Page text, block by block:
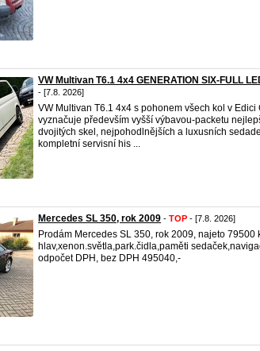
VW Multivan T6.1 4x4 GENERATION SIX-FULL
- [7.8. 2026]
VW Multivan T6.1 4x4 s pohonem všech kol v Edici
vyznačuje především vyšší výbavou-packetu
dvojitých skel, nejpohodlnějších a luxusních
kompletní servisní his ...
Mercedes SL 350, rok 2009 - TOP - [7.8. 2026]
Prodám Mercedes SL 350, rok 2009, najeto 79500
hlav,xenon.světla,park.čidla,paměti
odpočet DPH, bez DPH 495040,-